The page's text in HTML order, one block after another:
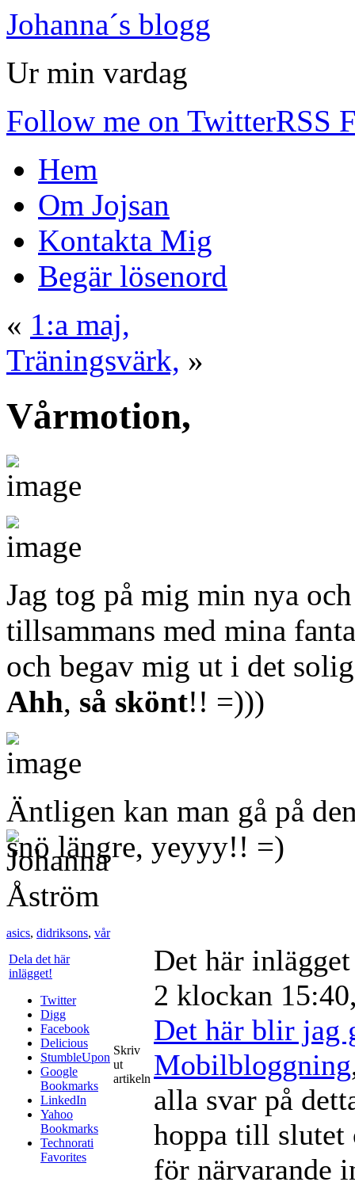
Johanna´s blogg
Ur min vardag
Follow me on TwitterRSS
Hem
Om Jojsan
Kontakta Mig
Begär lösenord
« 1:a maj,
Träningsvärk, »
Vårmotion,
Jag tog på mig min nya
tillsammans med mina
och begav mig ut i det
Ahh, så skönt!! =)))
Äntligen kan man gå på
snö längre, yeyyy!! =)
asics, didriksons, vår
Dela det här
inlägget!
Twitter
Digg
Facebook
Delicious
StumbleUpon
Google
Bookmarks
LinkedIn
Yahoo
Bookmarks
Technorati
Favorites
Skriv
ut
artikeln
Det här
2 klockan
Det här blir jag
Mobilbloggning
alla svar på
hoppa till slutet
för närvarande